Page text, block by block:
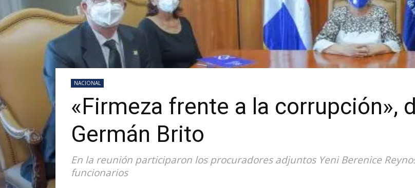
NACIONAL
«Firmeza frente a la corrupción»,
Germán Brito
En la reunión participaron los procuradores adjuntos Yeni Berenice
funcionarios